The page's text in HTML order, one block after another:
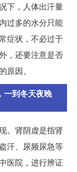
下，人体出汗量
过多的水分只能
症状，不必过于
，还要注意是否
因。
一到冬天夜晚
。肾阴虚是指肾
汗、尿频尿急等
医院，进行辨证